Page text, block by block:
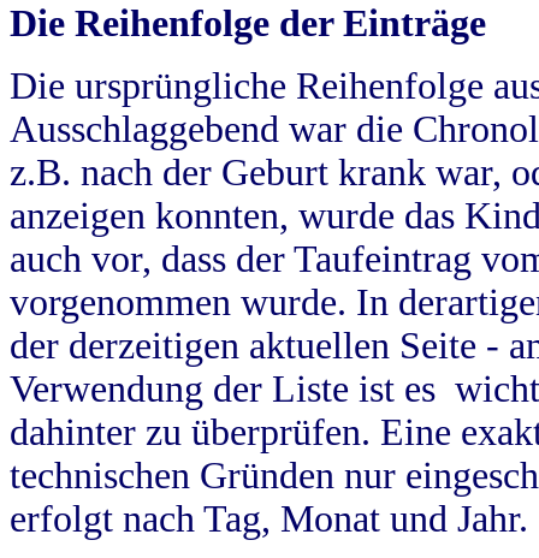
Die Reihenfolge der Einträge
Die ursprüngliche Reihenfolge
Ausschlaggebend war die
z.B. nach der Geburt krank war,
anzeigen konnten, wurde das
auch vor, dass der Taufeintrag
vorgenommen wurde. In
der derzeitigen aktuellen Seite -
Verwendung der Liste ist es
dahinter zu überprüfen. Eine
technischen Gründen nur
erfolgt nach Tag, Monat und Jahr.